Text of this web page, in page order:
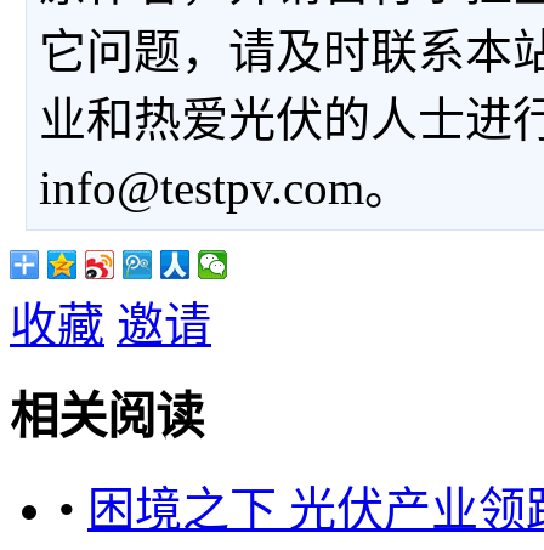
它问题，请及时联系本
业和热爱光伏的人士进
info@testpv.com。
收藏 邀请
相关阅读
• 困境之下 光伏产业领